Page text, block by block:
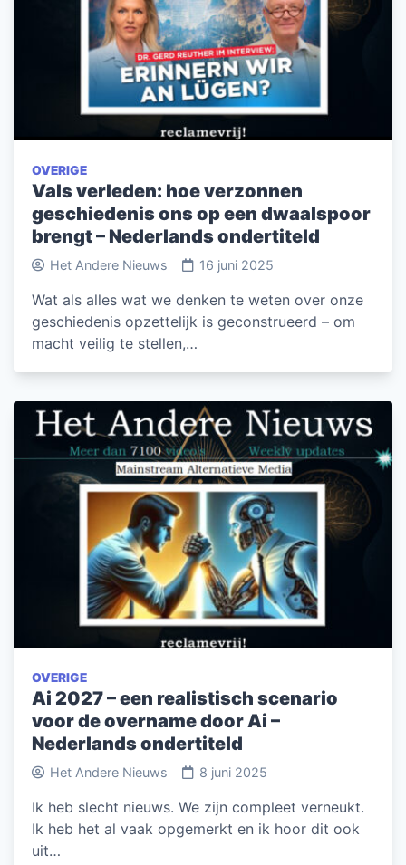
OVERIGE
Vals verleden: hoe verzonnen
geschiedenis ons op een dwaalspoor
brengt – Nederlands ondertiteld
Het Andere Nieuws 16 juni 2025
Wat als alles wat we denken te weten over onze
geschiedenis opzettelijk is geconstrueerd – om
macht veilig te stellen,…
OVERIGE
Ai 2027 – een realistisch scenario
voor de overname door Ai –
Nederlands ondertiteld
Het Andere Nieuws 8 juni 2025
Ik heb slecht nieuws. We zijn compleet verneukt.
Ik heb het al vaak opgemerkt en ik hoor dit ook
uit…